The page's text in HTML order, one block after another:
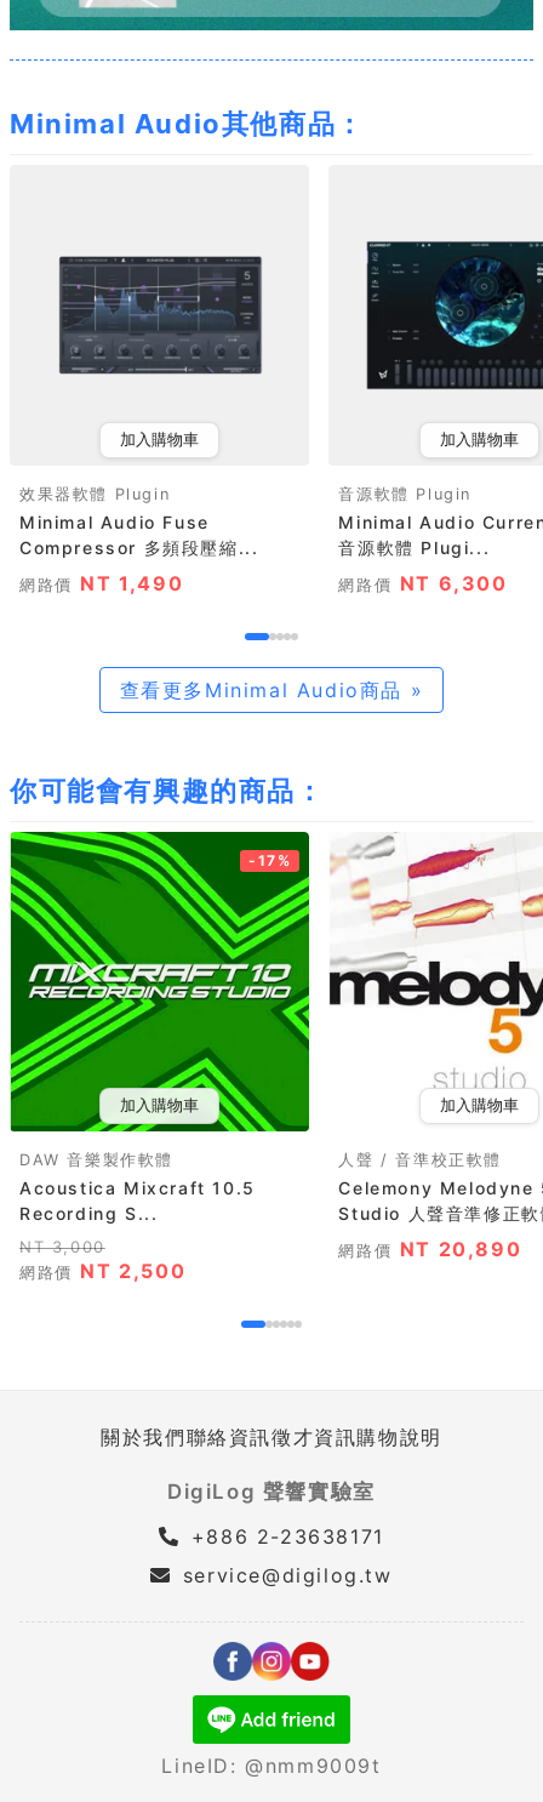
Minimal Audio其他商品：
加入購物車
效果器軟體 Plugin
Minimal Audio Fuse
Compressor 多頻段壓縮...
網路價 NT 1,490
加入購物車
音源軟體 Plugin
Minimal Audio
音源軟體 Plugi...
網路價 NT 6,300
查看更多Minimal Audio商品 »
你可能會有興趣的商品：
-17%
加入購物車
DAW 音樂製作軟體
Acoustica Mixcraft 10.5
Recording S...
NT 3,000
網路價 NT 2,500
加入購物車
人聲 / 音準校正軟體
Celemony Melodyne
Studio 人聲音準修正
網路價 NT 20,890
關於我們聯絡資訊徵才資訊購物說明
DigiLog 聲響實驗室
+886 2-23638171
service@digilog.tw
LineID: @nmm9009t